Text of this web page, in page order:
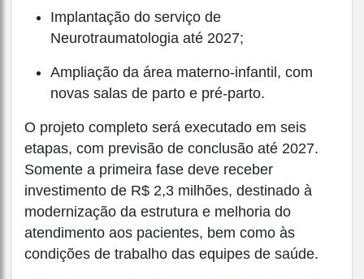
Implantação do serviço de
Neurotraumatologia até 2027;
Ampliação da área materno-infantil, com
novas salas de parto e pré-parto.
O projeto completo será executado em seis
etapas, com previsão de conclusão até 2027.
Somente a primeira fase deve receber
investimento de R$ 2,3 milhões, destinado à
modernização da estrutura e melhoria do
atendimento aos pacientes, bem como às
condições de trabalho das equipes de saúde.